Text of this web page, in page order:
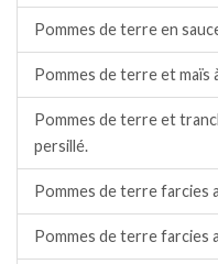
Pommes de terre en
Pommes de terre et maïs
Pommes de terre et
persillé.
Pommes de terre farcies
Pommes de terre farcies